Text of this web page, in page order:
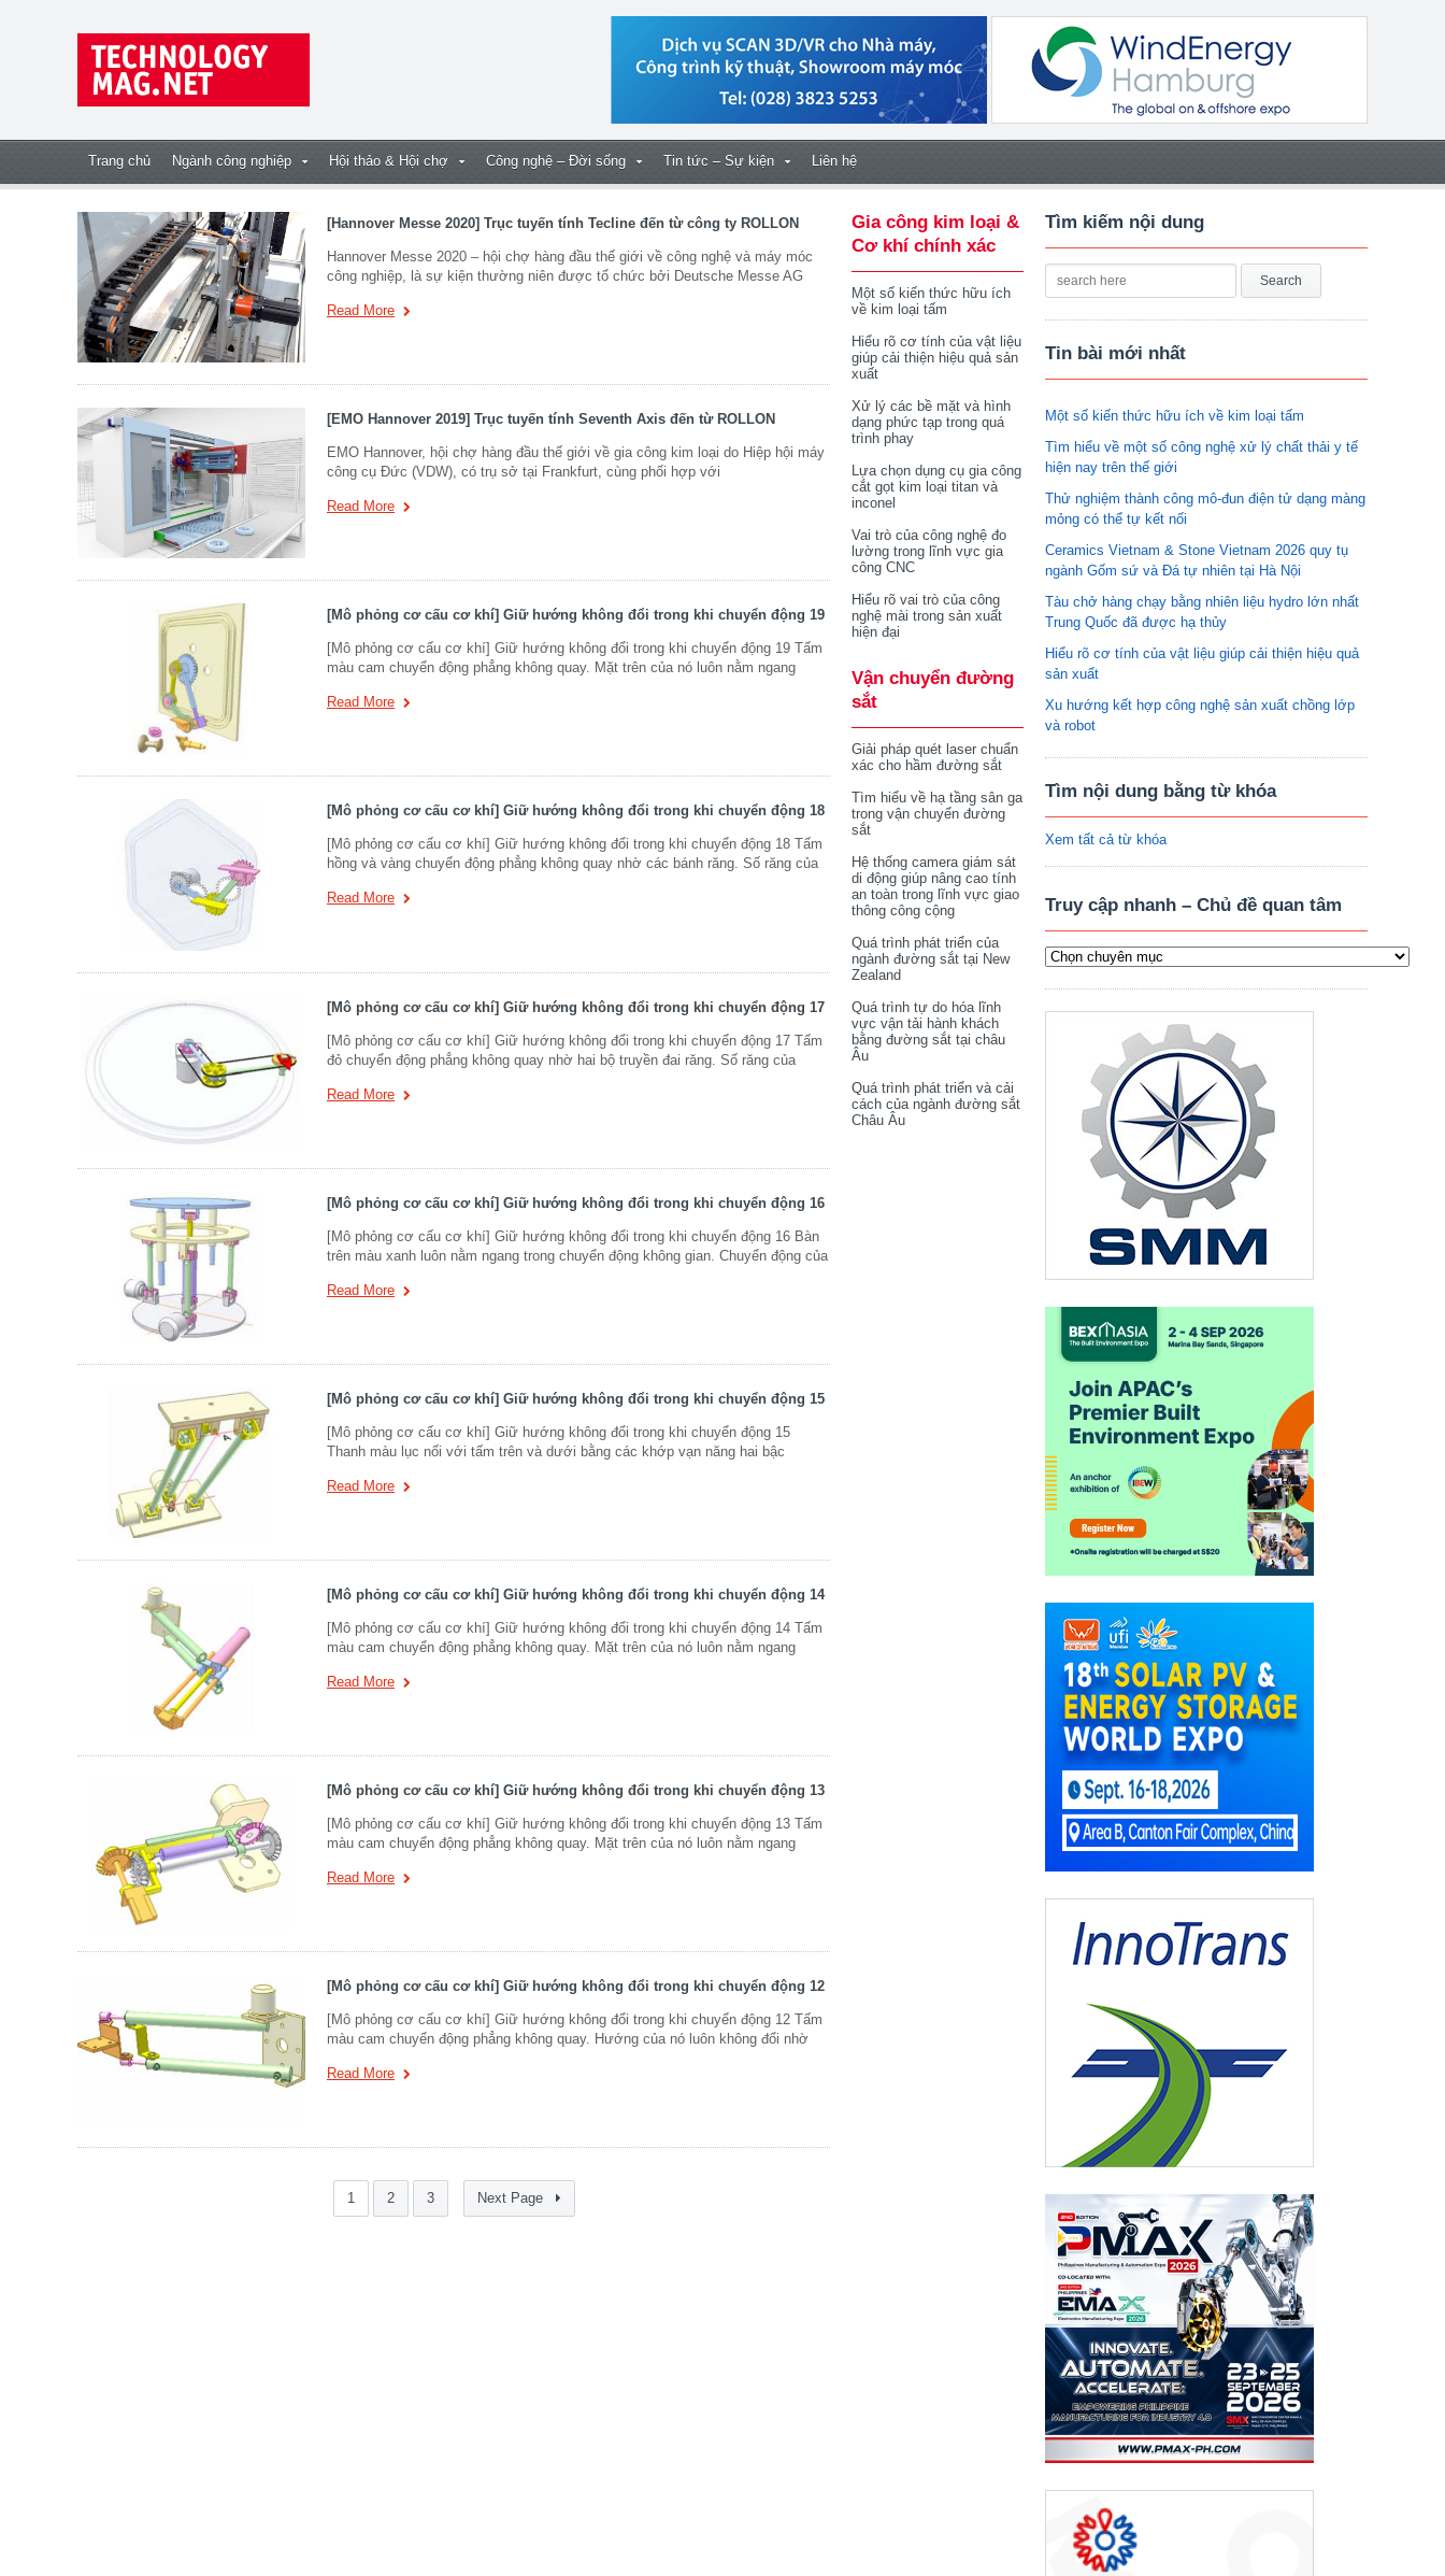
Trang chủ Ngành công nghiệp Hội thảo & Hội chợ Công nghệ – Đời sống Tin tức – Sự kiện Liên hệ
[Hannover Messe 2020] Trục tuyến tính Tecline đến từ công ty ROLLON
Hannover Messe 2020 – hội chợ hàng đầu thế giới về công nghệ và máy móc
công nghiệp, là sự kiện thường niên được tổ chức bởi Deutsche Messe AG
Read More
[EMO Hannover 2019] Trục tuyến tính Seventh Axis đến từ ROLLON
EMO Hannover, hội chợ hàng đầu thế giới về gia công kim loại do Hiệp hội máy
công cụ Đức (VDW), có trụ sở tại Frankfurt, cùng phối hợp với
Read More
[Mô phỏng cơ cấu cơ khí] Giữ hướng không đổi trong khi chuyển động 19
[Mô phỏng cơ cấu cơ khí] Giữ hướng không đổi trong khi chuyển động 19 Tấm
màu cam chuyển động phẳng không quay. Mặt trên của nó luôn nằm ngang
Read More
[Mô phỏng cơ cấu cơ khí] Giữ hướng không đổi trong khi chuyển động 18
[Mô phỏng cơ cấu cơ khí] Giữ hướng không đổi trong khi chuyển động 18 Tấm
hồng và vàng chuyển động phẳng không quay nhờ các bánh răng. Số răng của
Read More
[Mô phỏng cơ cấu cơ khí] Giữ hướng không đổi trong khi chuyển động 17
[Mô phỏng cơ cấu cơ khí] Giữ hướng không đổi trong khi chuyển động 17 Tấm
đỏ chuyển động phẳng không quay nhờ hai bộ truyền đai răng. Số răng của
Read More
[Mô phỏng cơ cấu cơ khí] Giữ hướng không đổi trong khi chuyển động 16
[Mô phỏng cơ cấu cơ khí] Giữ hướng không đổi trong khi chuyển động 16 Bàn
trên màu xanh luôn nằm ngang trong chuyển động không gian. Chuyển động của
Read More
[Mô phỏng cơ cấu cơ khí] Giữ hướng không đổi trong khi chuyển động 15
[Mô phỏng cơ cấu cơ khí] Giữ hướng không đổi trong khi chuyển động 15
Thanh màu lục nối với tấm trên và dưới bằng các khớp vạn năng hai bậc
Read More
[Mô phỏng cơ cấu cơ khí] Giữ hướng không đổi trong khi chuyển động 14
[Mô phỏng cơ cấu cơ khí] Giữ hướng không đổi trong khi chuyển động 14 Tấm
màu cam chuyển động phẳng không quay. Mặt trên của nó luôn nằm ngang
Read More
[Mô phỏng cơ cấu cơ khí] Giữ hướng không đổi trong khi chuyển động 13
[Mô phỏng cơ cấu cơ khí] Giữ hướng không đổi trong khi chuyển động 13 Tấm
màu cam chuyển động phẳng không quay. Mặt trên của nó luôn nằm ngang
Read More
[Mô phỏng cơ cấu cơ khí] Giữ hướng không đổi trong khi chuyển động 12
[Mô phỏng cơ cấu cơ khí] Giữ hướng không đổi trong khi chuyển động 12 Tấm
màu cam chuyển động phẳng không quay. Hướng của nó luôn không đổi nhờ
Read More
1 2 3 Next Page
Gia công kim loại &
Cơ khí chính xác
Một số kiến thức hữu ích
về kim loại tấm
Hiểu rõ cơ tính của vật liệu
giúp cải thiện hiệu quả sản
xuất
Xử lý các bề mặt và hình
dạng phức tạp trong quá
trình phay
Lựa chọn dụng cụ gia công
cắt gọt kim loại titan và
inconel
Vai trò của công nghệ đo
lường trong lĩnh vực gia
công CNC
Hiểu rõ vai trò của công
nghệ mài trong sản xuất
hiện đại
Vận chuyển đường
sắt
Giải pháp quét laser chuẩn
xác cho hầm đường sắt
Tìm hiểu về hạ tầng sân ga
trong vận chuyển đường
sắt
Hệ thống camera giám sát
di động giúp nâng cao tính
an toàn trong lĩnh vực giao
thông công cộng
Quá trình phát triển của
ngành đường sắt tại New
Zealand
Quá trình tự do hóa lĩnh
vực vận tải hành khách
bằng đường sắt tại châu
Âu
Quá trình phát triển và cải
cách của ngành đường sắt
Châu Âu
Tìm kiếm nội dung
Tin bài mới nhất
Một số kiến thức hữu ích về kim loại tấm
Tìm hiểu về một số công nghệ xử lý chất thải y tế
hiện nay trên thế giới
Thử nghiệm thành công mô-đun điện tử dạng màng
mỏng có thể tự kết nối
Ceramics Vietnam & Stone Vietnam 2026 quy tụ
ngành Gốm sứ và Đá tự nhiên tại Hà Nội
Tàu chở hàng chạy bằng nhiên liệu hydro lớn nhất
Trung Quốc đã được hạ thủy
Hiểu rõ cơ tính của vật liệu giúp cải thiện hiệu quả
sản xuất
Xu hướng kết hợp công nghệ sản xuất chồng lớp
và robot
Tìm nội dung bằng từ khóa
Xem tất cả từ khóa
Truy cập nhanh – Chủ đề quan tâm